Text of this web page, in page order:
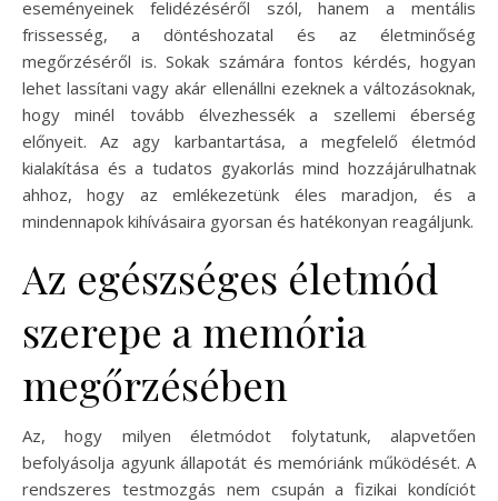
eseményeinek felidézéséről szól, hanem a mentális
frissesség, a döntéshozatal és az életminőség
megőrzéséről is. Sokak számára fontos kérdés, hogyan
lehet lassítani vagy akár ellenállni ezeknek a változásoknak,
hogy minél tovább élvezhessék a szellemi éberség
előnyeit. Az agy karbantartása, a megfelelő életmód
kialakítása és a tudatos gyakorlás mind hozzájárulhatnak
ahhoz, hogy az emlékezetünk éles maradjon, és a
mindennapok kihívásaira gyorsan és hatékonyan reagáljunk.
Az egészséges életmód
szerepe a memória
megőrzésében
Az, hogy milyen életmódot folytatunk, alapvetően
befolyásolja agyunk állapotát és memóriánk működését. A
rendszeres testmozgás nem csupán a fizikai kondíciót